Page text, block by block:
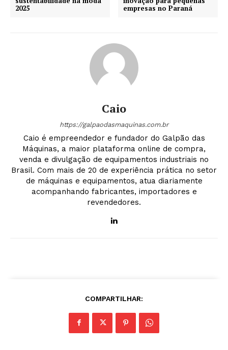
2025
empresas no Paraná
Caio
https://galpaodasmaquinas.com.br
Caio é empreendedor e fundador do Galpão das
Máquinas, a maior plataforma online de compra,
venda e divulgação de equipamentos industriais no
Brasil. Com mais de 20 de experiência prática no setor
de máquinas e equipamentos, atua diariamente
acompanhando fabricantes, importadores e
revendedores.
COMPARTILHAR: